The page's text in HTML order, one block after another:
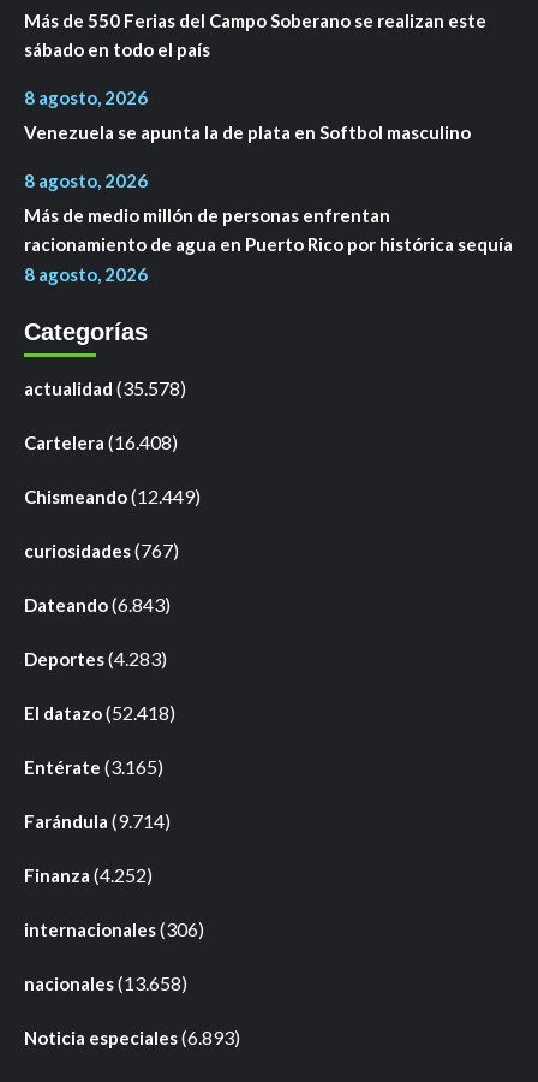
Más de 550 Ferias del Campo Soberano se realizan este
sábado en todo el país
8 agosto, 2026
Venezuela se apunta la de plata en Softbol masculino
8 agosto, 2026
Más de medio millón de personas enfrentan
racionamiento de agua en Puerto Rico por histórica sequía
8 agosto, 2026
Categorías
actualidad (35.578)
Cartelera (16.408)
Chismeando(12.449)
curiosidades(767)
Dateando(6.843)
Deportes(4.283)
El datazo(52.418)
Entérate (3.165)
Farándula (9.714)
Finanza (4.252)
internacionales(306)
nacionales(13.658)
Noticia especiales(6.893)